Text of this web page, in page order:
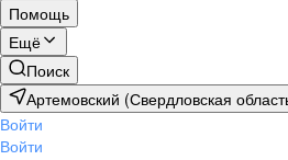
Помощь
Ещё
Поиск
Артемовский (Свердловская
Войти
Войти